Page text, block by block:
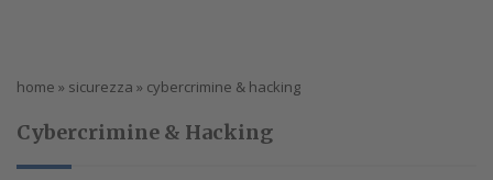
home » sicurezza » cybercrimine & hacking
Cybercrimine & Hacking